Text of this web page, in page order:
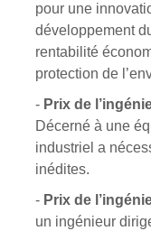
pour une
développement
rentabilité
protection de
- Prix de
Décerné à une
industriel a
inédites.
- Prix de
un ingénieur